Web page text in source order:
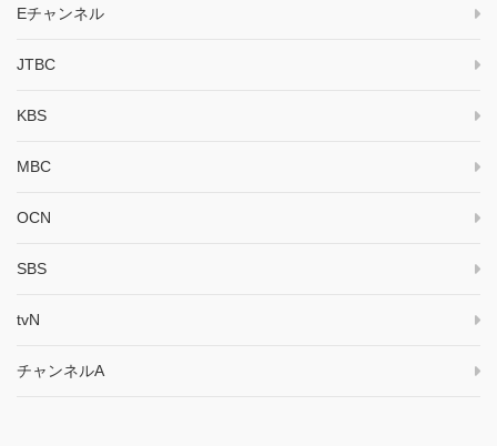
Eチャンネル
JTBC
KBS
MBC
OCN
SBS
tvN
チャンネルA